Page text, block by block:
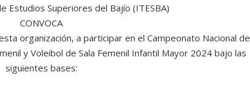
Estudios Superiores del Bajío (ITESBA)
CONVOCA
organización, a participar en el Campeonato Nacional de
y Voleibol de Sala Femenil Infantil Mayor 2024 bajo las
siguientes bases: